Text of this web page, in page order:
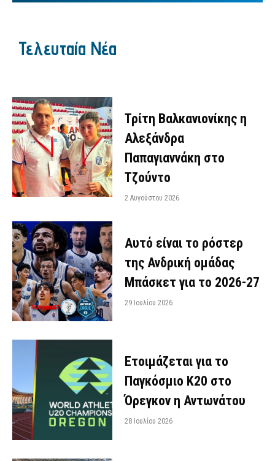
Τελευταία Νέα
Τρίτη Βαλκανιονίκης η
Αλεξάνδρα
Παπαγιαννάκη στο
Τζούντο
2 Αυγούστου 2026
Αυτό είναι το ρόστερ
της Ανδρική ομάδας
Μπάσκετ για το 2026-27
29 Ιουλίου 2026
Ετοιμάζεται για το
Παγκόσμιο Κ20 στο
Όρεγκον η Αντωνάτου
28 Ιουλίου 2026